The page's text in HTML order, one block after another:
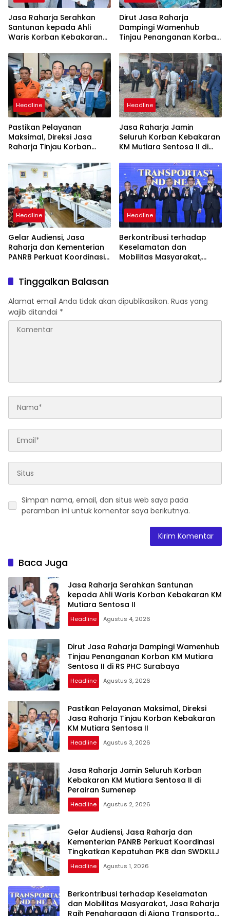
Jasa Raharja Serahkan
Santunan kepada Ahli
Waris Korban Kebakaran
Dirut Jasa Raharja
Dampingi Wamenhub
Tinjau Penanganan Korban
PHC Surabaya
Headline
Pastikan Pelayanan
Maksimal, Direksi Jasa
Raharja Tinjau Korban
Sentosa II
Headline
Jasa Raharja Jamin
Seluruh Korban Kebakaran
KM Mutiara Sentosa II di
Headline
Gelar Audiensi, Jasa
Raharja dan Kementerian
PANRB Perkuat Koordinasi
dan SWDKLLJ
Headline
Berkontribusi terhadap
Keselamatan dan
Mobilitas Masyarakat,
Awards 2026
Tinggalkan Balasan
Alamat email Anda tidak akan dipublikasikan. Ruas yang
wajib ditandai *
Simpan nama, email, dan situs web saya pada
peramban ini untuk komentar saya berikutnya.
Baca Juga
Jasa Raharja Serahkan Santunan
kepada Ahli Waris Korban Kebakaran KM
Mutiara Sentosa II
Headline Agustus 4, 2026
Dirut Jasa Raharja Dampingi Wamenhub
Tinjau Penanganan Korban KM Mutiara
Sentosa II di RS PHC Surabaya
Headline Agustus 3, 2026
Pastikan Pelayanan Maksimal, Direksi
Jasa Raharja Tinjau Korban Kebakaran
KM Mutiara Sentosa II
Headline Agustus 3, 2026
Jasa Raharja Jamin Seluruh Korban
Kebakaran KM Mutiara Sentosa II di
Perairan Sumenep
Headline Agustus 2, 2026
Gelar Audiensi, Jasa Raharja dan
Kementerian PANRB Perkuat Koordinasi
Tingkatkan Kepatuhan PKB dan SWDKLLJ
Headline Agustus 1, 2026
Berkontribusi terhadap Keselamatan
dan Mobilitas Masyarakat, Jasa Raharja
Raih Penghargaan di Ajang Transportasi